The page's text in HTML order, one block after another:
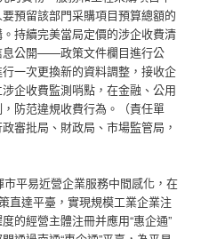
預留該部門采購項目預算總額的
持續完美當局定價的涉企收費清
息公開——政策文件欄目進行公
一次更換新的資料調整，接收企
企收費監測哨點，在金融、公用
防范違規收費行為。（責任單
審批局、財政局、市場監管局，
平易近營企業服務中間感化，在
直達平臺，實現規模工業企業注
的經營主體注冊并應用“惠企通”